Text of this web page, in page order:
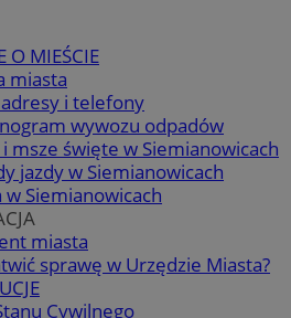
O MIEŚCIE
miasta
i telefony
wywozu odpadów
msze święte w Siemianowicach
jazdy w Siemianowicach
w Siemianowicach
miasta
sprawę w Urzędzie Miasta?
Cywilnego